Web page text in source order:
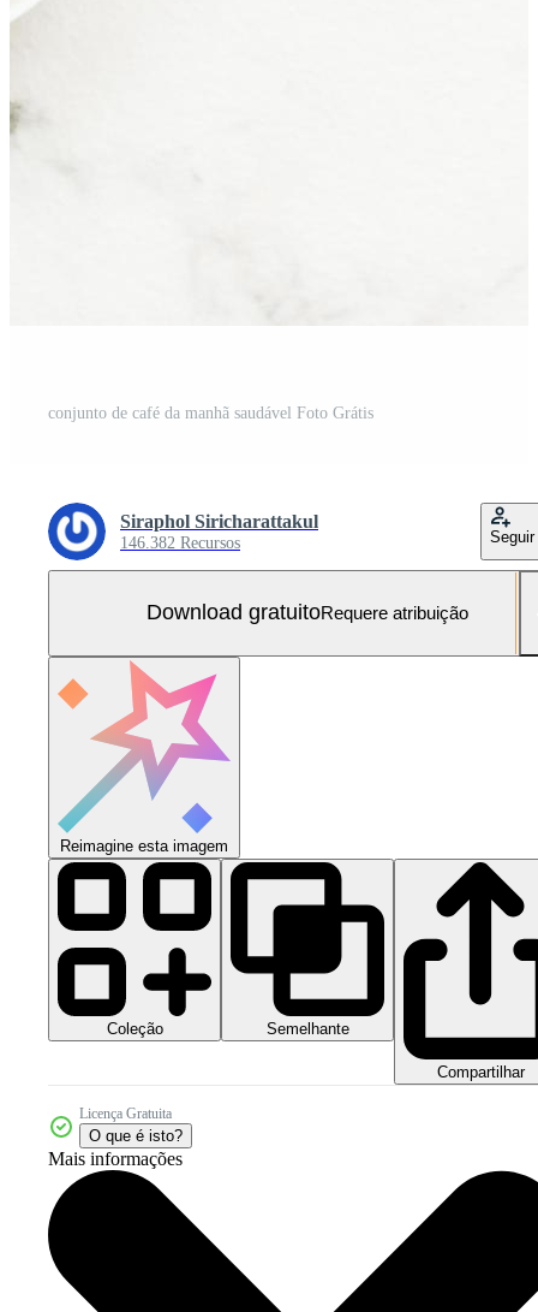
conjunto de café da manhã saudável Foto Grátis
Siraphol Siricharattakul
146.382 Recursos Seguir
Download gratuitoRequere atribuição
Reimagine esta imagem
Coleção Semelhante
Compartilhar
Licença Gratuita
O que é isto?
Mais informações